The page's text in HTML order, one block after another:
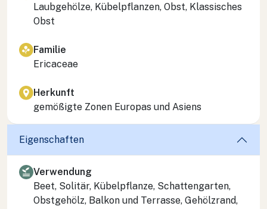
Laubgehölze, Kübelpflanzen, Obst, Klassisches
Obst
Familie
Ericaceae
Herkunft
gemößigte Zonen Europas und Asiens
Eigenschaften
Verwendung
Beet, Solitär, Kübelpflanze, Schattengarten,
Obstgehölz, Balkon und Terrasse, Gehölzrand,